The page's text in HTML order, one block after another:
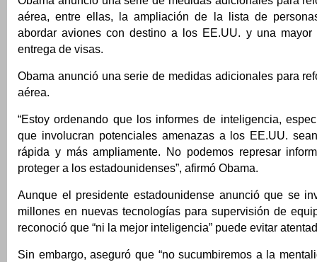
aérea, entre ellas, la ampliación de la lista de
abordar aviones con destino a los EE.UU. y una mayor
entrega de visas.
Obama anunció una serie de medidas adicionales para
aérea.
“Estoy ordenando que los informes de inteligencia,
que involucran potenciales amenazas a los EE.UU.
rápida y más ampliamente. No podemos represar
proteger a los estadounidenses”, afirmó Obama.
Aunque el presidente estadounidense anunció que se
millones en nuevas tecnologías para supervisión de
reconoció que “ni la mejor inteligencia” puede evitar
Sin embargo, aseguró que “no sucumbiremos a la